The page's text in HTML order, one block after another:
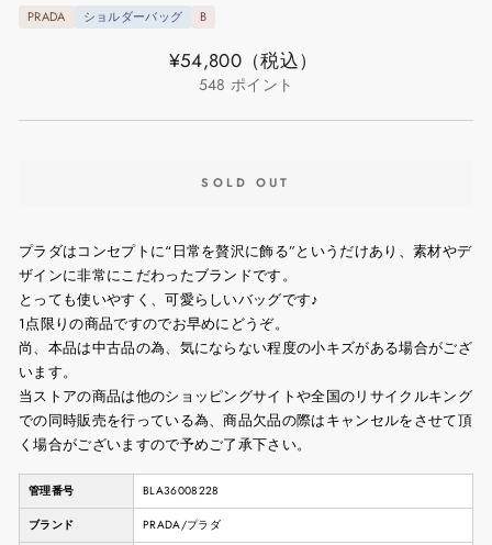
PRADA ショルダーバッグ B
通
¥54,800（税込）
548 ポイント
SOLD OUT
プラダはコンセプトに“日常を贅沢に飾る”というだけあり、素材やデ
ザインに非常にこだわったブランドです。
とっても使いやすく、可愛らしいバッグです♪
1点限りの商品ですのでお早めにどうぞ。
尚、本品は中古品の為、気にならない程度の小キズがある場合がござ
います。
当ストアの商品は他のショッピングサイトや全国のリサイクルキング
での同時販売を行っている為、商品欠品の際はキャンセルをさせて頂
く場合がございますので予めご了承下さい。
管理番号 BLA36008228
ブランド PRADA/プラダ